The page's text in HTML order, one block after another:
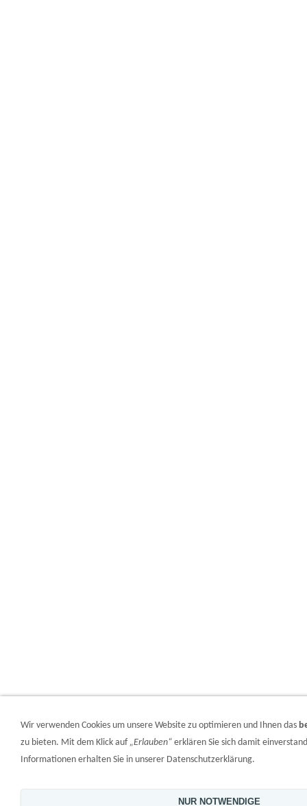
Wir verwenden Cookies um unsere Website zu optimieren und Ihnen das
zu bieten. Mit dem Klick auf „Erlauben“ erklären Sie sich damit
Informationen erhalten Sie in unserer Datenschutzerklärung.
NUR NOTWENDIGE